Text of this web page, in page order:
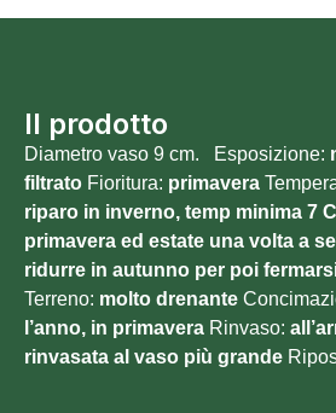
Il prodotto
Diametro vaso 9 cm. Esposizione:
filtrato Fioritura: primavera
riparo in inverno, temp minima 7
primavera ed estate una volta a
ridurre in autunno per poi
Terreno: molto drenante
l’anno, in primavera Rinvaso:
rinvasata al vaso più grande